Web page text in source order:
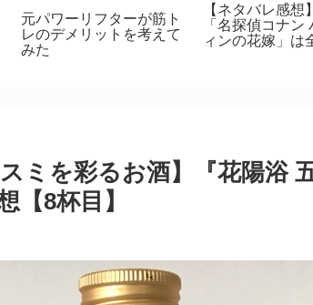
元パワーリフターが筋ト
レのデメリットを考えて
みた
【ネタバレ感想
「名探偵コナン
ィンの花嫁」は
ミを彩るお酒】『花陽浴
【8杯目】